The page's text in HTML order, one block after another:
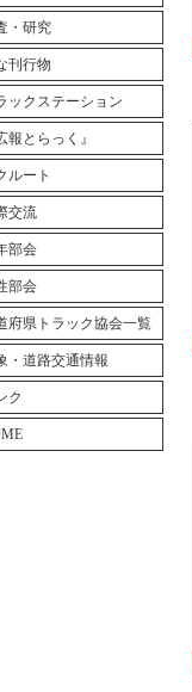
・研究
刊行物
ックステーション
報とらっく』
ルート
交流
部会
部会
府県トラック協会一覧
・道路交通情報
ク